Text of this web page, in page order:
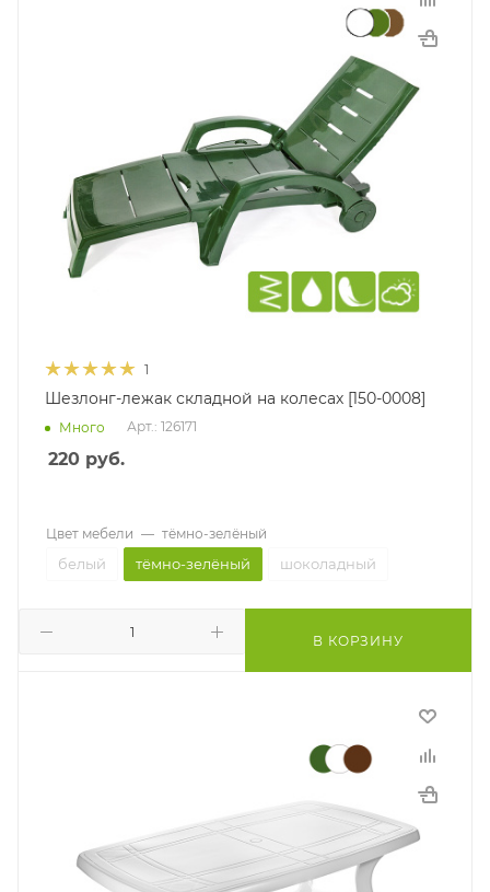
1
Шезлонг-лежак складной на колесах [150-0008]
Много Арт.: 126171
220 руб.
В КОРЗИНУ
Цвет мебели — тёмно-зелёный
белый тёмно-зелёный шоколадный